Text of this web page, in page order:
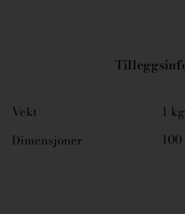
Vekt
1 kg
Dimensjoner